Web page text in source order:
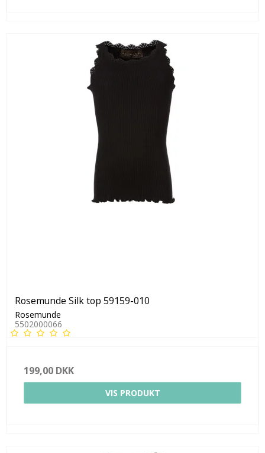
Rosemunde Silk top 59159-010
Rosemunde
5502000066
199,00 DKK
VIS PRODUKT